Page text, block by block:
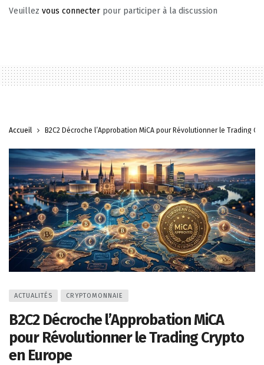
Veuillez vous connecter pour participer à la discussion
Accueil B2C2 Décroche l’Approbation MiCA pour Révolutionner le Trading
ACTUALITÉS CRYPTOMONNAIE
B2C2 Décroche l’Approbation MiCA
pour Révolutionner le Trading Crypto
en Europe